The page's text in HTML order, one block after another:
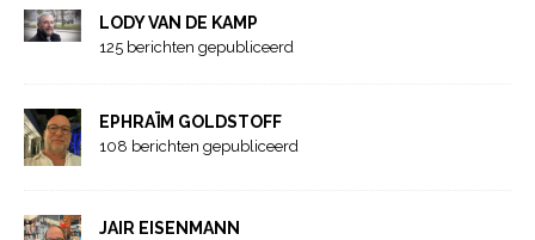
LODY VAN DE KAMP
125 berichten gepubliceerd
EPHRAÏM GOLDSTOFF
108 berichten gepubliceerd
JAIR EISENMANN